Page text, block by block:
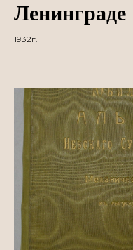
Ленинграде
1932г.